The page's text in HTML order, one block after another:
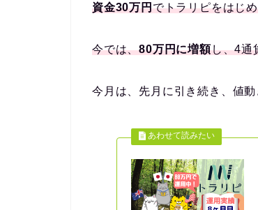
資金30万円でトラリピをはじ
今では、80万円に増額し、4通
今月は、先月に引き続き、値